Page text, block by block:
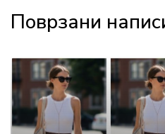
Поврзани